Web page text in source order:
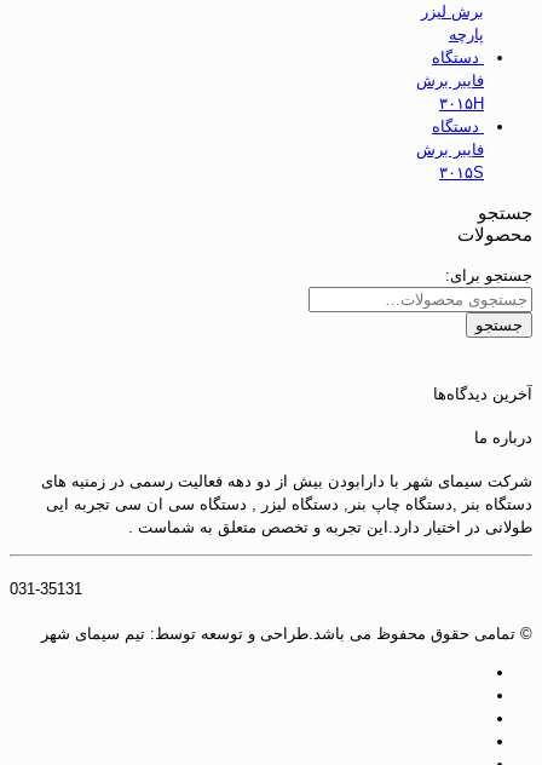
برش لیزر
پارچه
دستگاه
فایبر برش
۳۰۱۵H
دستگاه
فایبر برش
۳۰۱۵S
جستجو
محصولات
جستجو برای:
جستجو
آخرین دیدگاه‌ها
درباره ما
شرکت سیمای شهر با دارابودن بیش از دو دهه فعالیت رسمی در زمنیه های
دستگاه بنر ,دستگاه چاپ بنر, دستگاه لیزر , دستگاه سی ان سی تجربه ایی
طولانی در اختیار دارد.این تجربه و تخصص متعلق به شماست .
031-35131
© تمامی حقوق محفوظ می باشد.طراحی و توسعه توسط: تیم سیمای شهر